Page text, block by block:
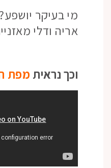
מי בעיקר
אריה ודלי
וכך נראית מפת